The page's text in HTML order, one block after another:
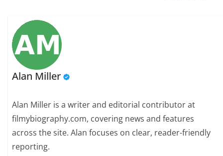
Alan Miller
Alan Miller is a writer and editorial contributor at
filmybiography.com, covering news and features
across the site. Alan focuses on clear, reader-friendly
reporting.